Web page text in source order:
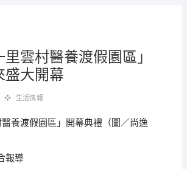
雲村醫養渡假園區」
盛大開幕
生活情報
養渡假園區」開幕典禮（圖／尚逸
報導